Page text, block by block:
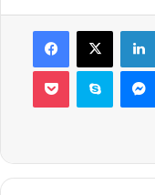
Facebook
X
Pocket Skype